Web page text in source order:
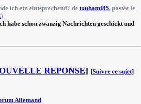
ich ein eintsprechend? de touhami85, postée le
)
habe schon zwanzig Nachrichten geschickt und
REPONSE] [Suivre ce sujet]
Allemand